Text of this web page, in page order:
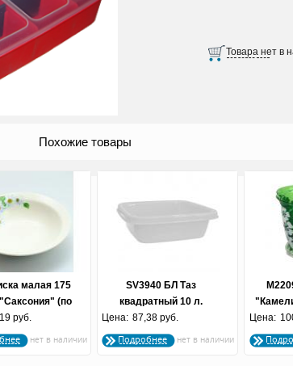
Похожие товары
малая 175
(по
Евро
руб.
SV3940 БЛ Таз
квадратный 10 л.
"Ориджинал" белый
Цена: 87,38 руб.
Подробнее
Цена: